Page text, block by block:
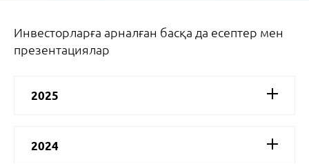
Инвесторларға арналған басқа да есептер мен
презентациялар
2025
2024